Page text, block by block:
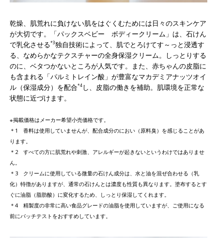
乾燥、肌荒れに負けない肌をはぐくむためには日々のスキンケア
が大切です。「パックスベビー ボディークリーム」は、石けん
で乳化させる*3独自技術によって、肌でとろけてす～っと浸透す
る、なめらかなテクスチャーの全身保湿クリーム。しっとりする
のに、ベタつかないところが人気です。また、赤ちゃんの皮脂に
も含まれる「パルミトレイン酸」が豊富なマカデミアナッツオイ
ル（保湿成分）を配合*4 し、皮脂の働きを補助。肌環境を正常な
状態に近づけます。
※掲載価格はメーカー希望小売価格です。
＊1 香料は使用していませんが、配合成分のにおい（原料臭）を感じることがあ
ります。
＊2 すべての方に肌荒れや刺激、アレルギーが起きないというわけではありませ
ん。
＊3 クリームに使用している微量の石けん成分は、水と油を混ぜ合わせる（乳
化）特徴がありますが、通常の石けんとは濃度も性質も異なります。塗布するとす
ぐに油脂（脂肪酸）に変化するため、しっとり保湿してくれます。
＊4 精製度の非常に高い食品グレードの油脂を使用していますが、ご使用になる
前にパッチテストをおすすめしています。